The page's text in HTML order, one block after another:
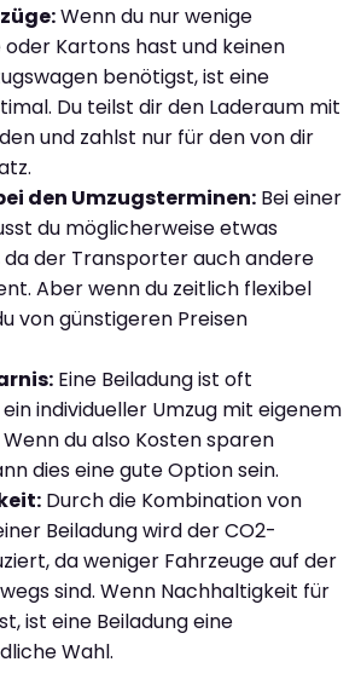
Wenn du nur wenige
Kartons hast und keinen
benötigst, ist eine
Du teilst dir den Laderaum mit
und zahlst nur für den von dir
den Umzugsterminen: Bei einer
du möglicherweise etwas
da der Transporter auch andere
Aber wenn du zeitlich flexibel
von günstigeren Preisen
Eine Beiladung ist oft
individueller Umzug mit eigenem
du also Kosten sparen
dies eine gute Option sein.
Durch die Kombination von
Beiladung wird der CO2-
da weniger Fahrzeuge auf der
sind. Wenn Nachhaltigkeit für
ist eine Beiladung eine
Wahl.